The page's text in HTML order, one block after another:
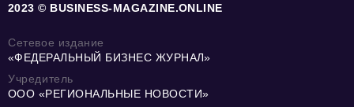
2023 © BUSINESS-MAGAZINE.ONLINE
Сетевое издание
«ФЕДЕРАЛЬНЫЙ БИЗНЕС ЖУРНАЛ»
Учредитель
ООО «РЕГИОНАЛЬНЫЕ НОВОСТИ»